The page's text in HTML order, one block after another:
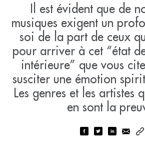
Il est évident que de
musiques exigent un
soi de la part de ceux
pour arriver à cet “état
intérieure” que vous
susciter une émotion
Les genres et les artistes
en sont la